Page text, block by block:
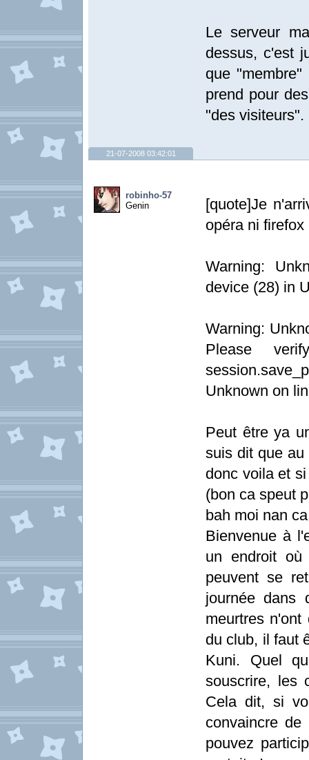
Le serveur
dessus, c'est
que
prend pour
"des visiteurs".
21-07-2008 03:42:01
robinho-57
Genin
[quote]Je
opéra ni
Warning:
device (28) in
Warning:
Please
Unknown on
Peut être ya
suis dit que
donc voila et
(bon ca speut
bah moi nan
Bienvenue à
un endroit
peuvent se
journée dans
meurtres
du club, il faut
Kuni. Quel
souscrire, les
Cela dit, si
convaincre de
pouvez